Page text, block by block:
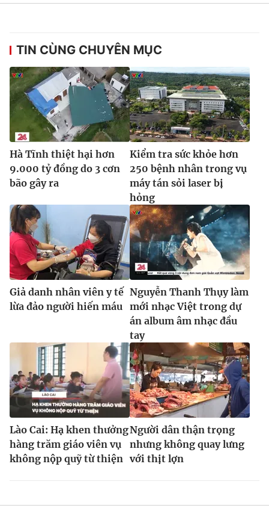
THỜI BÁO VTV
Theo dõi báo trên
Cơ quan chủ quản:Đài Truyền hình Việt Nam
Cơ quan báo chí: Thời báo VTV
Giấy phép hoạt động báo in và báo điện tử số 483/GP-BTTTT
Tổng Biên tập:
Vũ Thanh Thủy
Phó Tổng Biên tập:Nguyễn Thị Mỹ Hạnh, Phạm Quốc Thắng,
Nguyễn Trọng Ninh
Tổng đài VTV:024.38 355 931 - 024.38 355 932
Ðiện thoại Thời báo VTV:024.66 897 897
Email:toasoan@vtv.vn
Liên hệ quảng cáo:024-7300.7108
thông tin từ website này.
TIN CÙNG CHUYÊN MỤC
Hà Tĩnh thiệt hại hơn
9.000 tỷ đồng do 3 cơn
bão gây ra
Kiểm tra sức khỏe hơn
250 bệnh nhân trong vụ
máy tán sỏi laser bị
hỏng
Giả danh nhân viên y tế
lừa đảo người hiến máu
Nguyễn Thanh Thụy làm
mới nhạc Việt trong dự
án album âm nhạc đầu
tay
Lào Cai: Hạ khen thưởng
hàng trăm giáo viên vụ
không nộp quỹ từ thiện
Người dân thận trọng
nhưng không quay lưng
với thịt lợn